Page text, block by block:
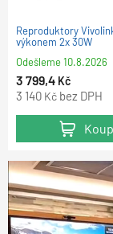
Reproduktory
výkonem 2x 30W
Odešleme10.8.2026
3 799,4 Kč
3 140 Kč bez DPH